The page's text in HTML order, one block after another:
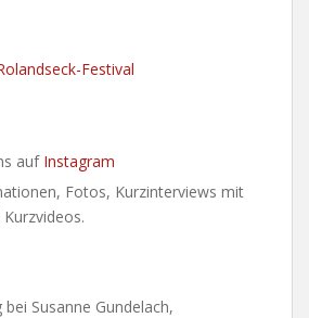
Festival
auf Instagram
Fotos, Kurzinterviews mit
Susanne Gundelach,